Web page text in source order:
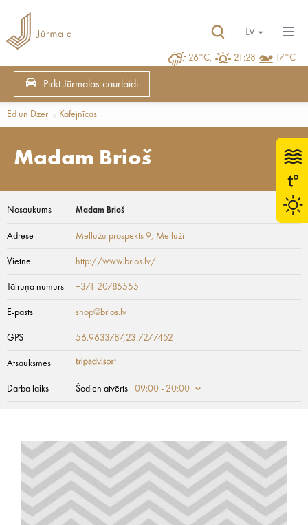
26°C, 21:28 17°C
LV
Pirkt Jūrmalas caurlaidi
Ēd un Dzer Kafejnīcas
Madam Brioš
Nosaukums Madam Brioš
Adrese Mellužu prospekts 9, Melluži
Vietne http://www.brios.lv/
Tālruņa numurs +371 20785555
E-pasts shop@brios.lv
GPS 56.9633787,23.7277452
Atsauksmes
Darba laiks Šodien atvērts 09:00 - 20:00